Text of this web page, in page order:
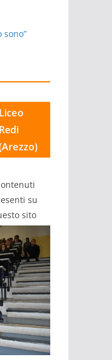
sono”
Liceo
Redi
su
sito